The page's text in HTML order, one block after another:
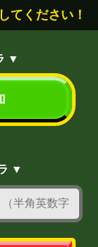
てください！
▼
▼